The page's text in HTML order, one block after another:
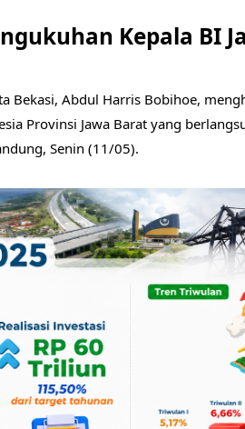
Kepala BI
Bekasi, Abdul Harris Bobihoe,
Provinsi Jawa Barat yang
Senin (11/05).